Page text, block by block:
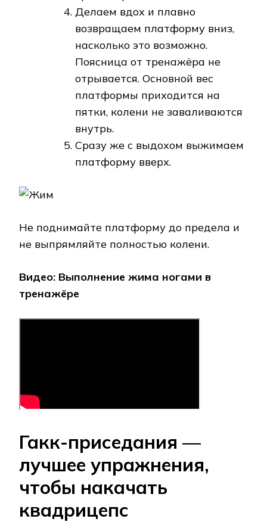
Делаем вдох и плавно
возвращаем платформу вниз,
насколько это возможно.
Поясница от тренажёра не
отрывается. Основной вес
платформы приходится на
пятки, колени не заваливаются
внутрь.
Сразу же с выдохом выжимаем
платформу вверх.
Не поднимайте платформу до предела и
не выпрямляйте полностью колени.
Видео: Выполнение жима ногами в
тренажёре
Гакк-приседания —
лучшее упражнения,
чтобы накачать
квадрицепс